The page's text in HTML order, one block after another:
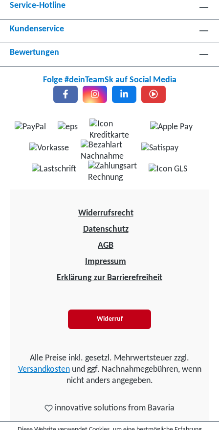
Service-Hotline
Kundenservice
Bewertungen
Folge #deinTeamSk auf Social Media
Widerrufsrecht
Datenschutz
AGB
Impressum
Erklärung zur Barrierefreiheit
Widerruf
Alle Preise inkl. gesetzl. Mehrwertsteuer zzgl.
Versandkostenund ggf. Nachnahmegebühren, wenn
nicht anders angegeben.
innovative solutions from Bavaria